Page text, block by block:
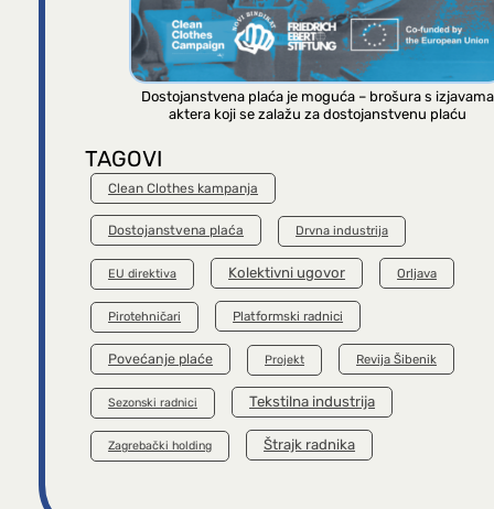
Dostojanstvena plaća je moguća – brošura s izjavama
aktera koji se zalažu za dostojanstvenu plaću
TAGOVI
Clean Clothes kampanja
Dostojanstvena plaća Drvna industrija
EU direktiva Kolektivni ugovor Orljava
Pirotehničari Platformski radnici
Povećanje plaće Projekt Revija Šibenik
Sezonski radnici Tekstilna industrija
Zagrebački holding Štrajk radnika